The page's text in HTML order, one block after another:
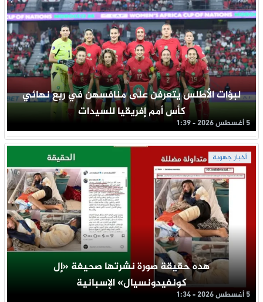
لبؤات الأطلس يتعرفن على منافسهن في ربع نهائي
كأس أمم إفريقيا للسيدات
5 أغسطس 2026 - 1:39
أخبار جهوية
هده حقيقة صورة نشرتها صحيفة «إل
كونفيدونسيال» الإسبانية
5 أغسطس 2026 - 1:34